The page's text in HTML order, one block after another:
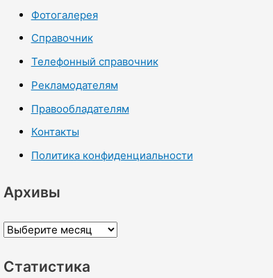
Фотогалерея
Справочник
Телефонный справочник
Рекламодателям
Правообладателям
Контакты
Политика конфиденциальности
Архивы
А
х
Статистика